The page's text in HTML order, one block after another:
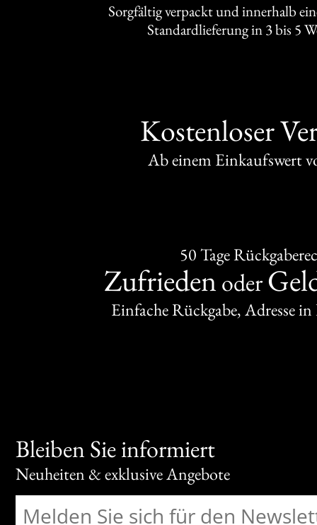
Sorgfältig verpackt und innerhalb
Standardlieferung in 3 bis 5
Kostenloser
Ab einem Einkaufswert
50 Tage
Zufrieden oder
Einfache Rückgabe, Adresse
Bleiben Sie informiert
Neuheiten & exklusive Angebote